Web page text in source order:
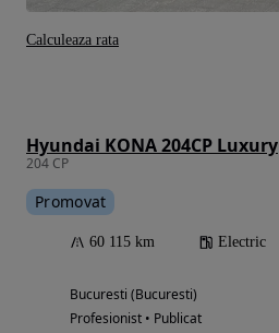
Hyundai KONA 204CP Luxury
204 CP
Promovat
60 115 km Electric
Bucuresti (Bucuresti)
Profesionist • Publicat
Calculeaza rata